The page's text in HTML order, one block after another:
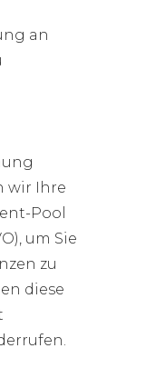
an
wir Ihre
Pool
um Sie
zu
diese